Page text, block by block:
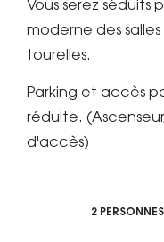
Vous serez séduits
moderne des
tourelles.
Parking et accès
réduite.
d'accès)
2